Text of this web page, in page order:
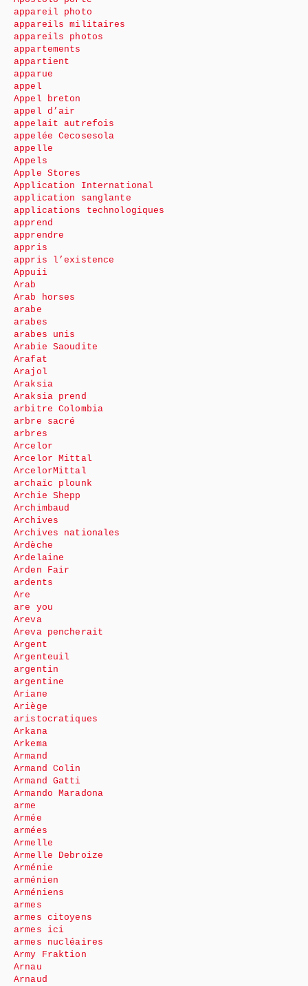
appareil photo
appareils militaires
appareils photos
appartements
appartient
apparue
appel
Appel breton
appel d’air
appelait autrefois
appelée Cecosesola
appelle
Appels
Apple Stores
Application International
application sanglante
applications technologiques
apprend
apprendre
appris
appris l’existence
Appuii
Arab
Arab horses
arabe
arabes
arabes unis
Arabie Saoudite
Arafat
Arajol
Araksia
Araksia prend
arbitre Colombia
arbre sacré
arbres
Arcelor
Arcelor Mittal
ArcelorMittal
archaïc plounk
Archie Shepp
Archimbaud
Archives
Archives nationales
Ardèche
Ardelaine
Arden Fair
ardents
Are
are you
Areva
Areva pencherait
Argent
Argenteuil
argentin
argentine
Ariane
Ariège
aristocratiques
Arkana
Arkema
Armand
Armand Colin
Armand Gatti
Armando Maradona
arme
Armée
armées
Armelle
Armelle Debroize
Arménie
arménien
Arméniens
armes
armes citoyens
armes ici
armes nucléaires
Army Fraktion
Arnau
Arnaud